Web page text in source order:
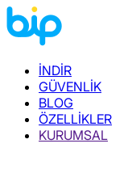
İNDİR
GÜVENLİK
BLOG
ÖZELLİKLER
KURUMSAL